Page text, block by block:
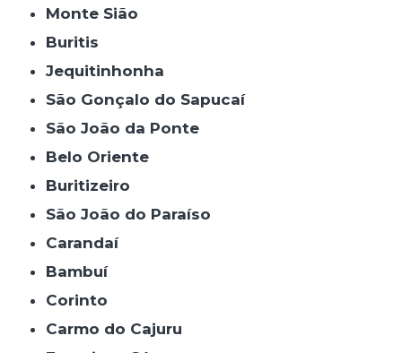
Monte Sião
Buritis
Jequitinhonha
São Gonçalo do Sapucaí
São João da Ponte
Belo Oriente
Buritizeiro
São João do Paraíso
Carandaí
Bambuí
Corinto
Carmo do Cajuru